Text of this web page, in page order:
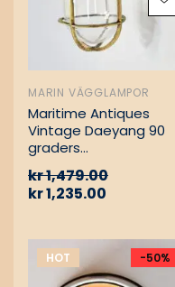
MARIN VÄGGLAMPOR
Maritime Antiques
Vintage Daeyang 90
graders
kr1,479.00
kr1,235.00
HOT -50%